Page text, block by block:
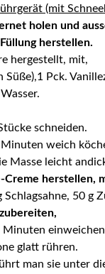
(mit
holen und
herstellen.
hergestellt, mit,
Süße),1 Pck.
schneiden.
weich
Masse leicht
Creme herstellen,
50 g
Minuten
glatt rühren.
man sie unter